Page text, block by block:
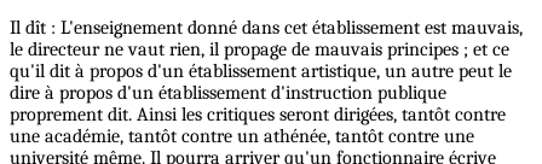
Il dît : L'enseignement donné dans cet établissement est mauvais,
le directeur ne vaut rien, il propage de mauvais principes ; et ce
qu'il dit à propos d'un établissement artistique, un autre peut le
dire à propos d'un établissement d'instruction publique
proprement dit. Ainsi les critiques seront dirigées, tantôt contre
une académie, tantôt contre un athénée, tantôt contre une
université même. Il pourra arriver qu'un fonctionnaire écrive